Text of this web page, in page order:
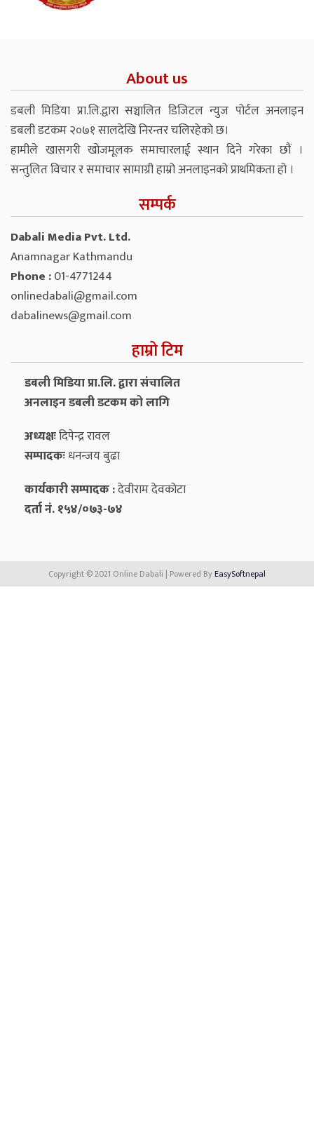
About us
डबली मिडिया प्रा.लि.द्वारा सञ्चालित डिजिटल न्युज पोर्टल अनलाइन
डबली डटकम २०७१ सालदेखि निरन्तर चलिरहेको छ।
हामीले खासगरी खोजमूलक समाचारलाई स्थान दिने गरेका छौं ।
सन्तुलित विचार र समाचार सामाग्री हाम्रो अनलाइनको प्राथमिकता हो ।
सम्पर्क
Dabali Media Pvt. Ltd.
Anamnagar Kathmandu
Phone :01-4771244
onlinedabali@gmail.com
dabalinews@gmail.com
हाम्रो टिम
डबली मिडिया प्रा.लि. द्वारा संचालित
अनलाइन डबली डटकम को लागि
अध्यक्षःदिपेन्द्र रावल
सम्पादकःधनन्‍जय बुढा
कार्यकारी सम्पादक :देवीराम देवकोटा
दर्ता नं. १५४/०७३-७४
Copyright © 2021 Online Dabali | Powered ByEasySoftnepal